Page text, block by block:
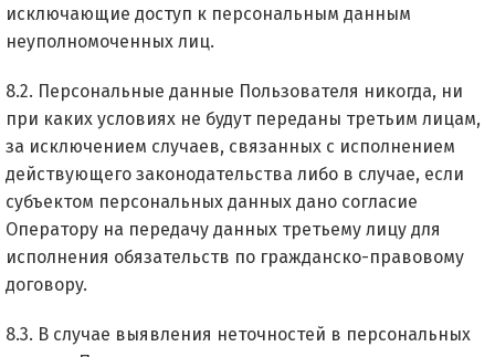
исключающие доступ к персональным данным
неуполномоченных лиц.
8.2. Персональные данные Пользователя никогда, ни
при каких условиях не будут переданы третьим лицам,
за исключением случаев, связанных с исполнением
действующего законодательства либо в случае, если
субъектом персональных данных дано согласие
Оператору на передачу данных третьему лицу для
исполнения обязательств по гражданско-правовому
договору.
8.3. В случае выявления неточностей в персональных